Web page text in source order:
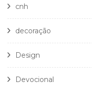
cnh
decoração
Design
Devocional